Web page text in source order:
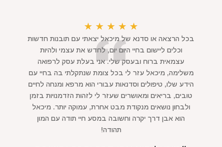
★
★
★
★
★
בכל הרצאה או סדנא של מיכאל יצאתי עם תובנות חדשות
וכלים ליישום בחיי היום יום, לחדש את עצמי ולהיות
עצמאית ברוח ובעסק שלי. אני בעלת עסק לרפואה
משלימה, מיכאל עזר לי בכל צומת שנתקלתי בה בחיי עם
הידע שלו, טיפולים וסדנאות עבורי הוא מרפא ומנחה לחיים
טובים, בריאים ומאושרים שעזר לי לזהות הזדמנויות בזמן
ולבחון נושאים מנקודת מבט אחרת, עמוקה יותר. מיכאל
הוא אבן דרך יקרה וחשובה במסע חיי תודה עם המון
תהודה!